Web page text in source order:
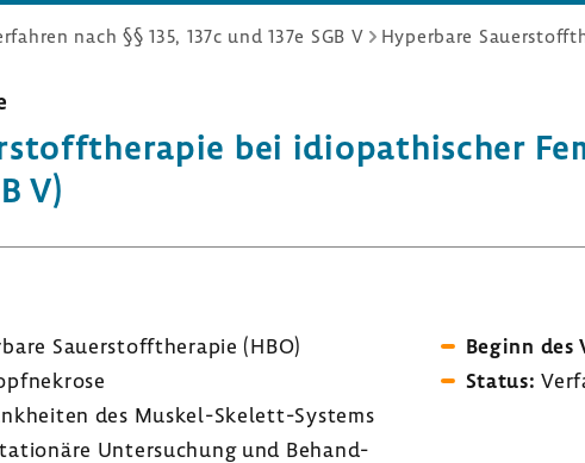
nach §§ 135, 137c und 137e SGB V
bei idio­pa­thi­scher
V)
Sauer­stoff­the­rapie (HBO)
des Muskel-​Skelett-Systems
Unter­su­chung und Behand­
Beginn des
Status: